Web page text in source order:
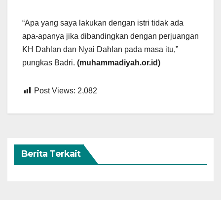
“Apa yang saya lakukan dengan istri tidak ada
apa-apanya jika dibandingkan dengan perjuangan
KH Dahlan dan Nyai Dahlan pada masa itu,”
pungkas Badri. (muhammadiyah.or.id)
Post Views: 2,082
Berita Terkait